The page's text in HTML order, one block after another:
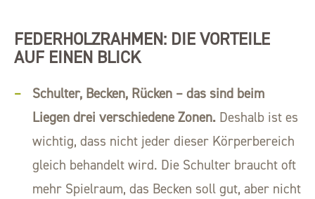
FEDERHOLZRAHMEN: DIE VORTEILE
AUF EINEN BLICK
Schulter, Becken, Rücken – das sind beim
Liegen drei verschiedene Zonen. Deshalb ist es
wichtig, dass nicht jeder dieser Körperbereich
gleich behandelt wird. Die Schulter braucht oft
mehr Spielraum, das Becken soll gut, aber nicht